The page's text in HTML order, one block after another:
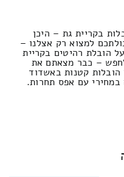
בקריית גת – היכן
למצוא רק אצלנו –
הובלת רהיטים בקריית
– כבר מצאתם את
קטנות באשדוד
במחירי עם אפס תחרות.